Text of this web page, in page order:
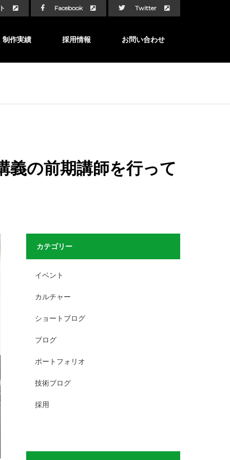
Facebook Twitter
制作実績 採用情報 お問い合わせ
義の前期講師を行って
カテゴリー
イベント
カルチャー
ショートブログ
ブログ
ポートフォリオ
技術ブログ
採用